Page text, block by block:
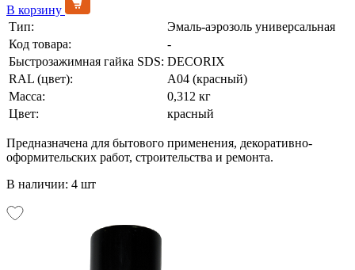
В корзину
Тип:
Эмаль-аэрозоль универсальная
Код товара:
-
Быстрозажимная гайка SDS: DECORIX
RAL (цвет):
А04 (красный)
Масса:
0,312 кг
Цвет:
красный
Предназначена для бытового применения, декоративно-
оформительских работ, строительства и ремонта.
В наличии: 4 шт